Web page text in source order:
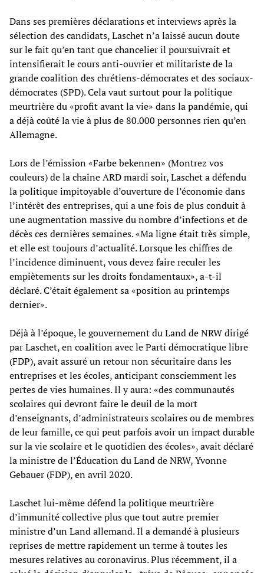
Dans ses premières déclarations et interviews après la
sélection des candidats, Laschet n’a laissé aucun doute
sur le fait qu’en tant que chancelier il poursuivrait et
intensifierait le cours anti-ouvrier et militariste de la
grande coalition des chrétiens-démocrates et des sociaux-
démocrates (SPD). Cela vaut surtout pour la politique
meurtrière du «profit avant la vie» dans la pandémie, qui
a déjà coûté la vie à plus de 80.000 personnes rien qu’en
Allemagne.
Lors de l’émission «Farbe bekennen» (Montrez vos
couleurs) de la chaîne ARD mardi soir, Laschet a défendu
la politique impitoyable d’ouverture de l’économie dans
l’intérêt des entreprises, qui a une fois de plus conduit à
une augmentation massive du nombre d’infections et de
décès ces dernières semaines. «Ma ligne était très simple,
et elle est toujours d’actualité. Lorsque les chiffres de
l’incidence diminuent, vous devez faire reculer les
empiètements sur les droits fondamentaux», a-t-il
déclaré. C’était également sa «position au printemps
dernier».
Déjà à l’époque, le gouvernement du Land de NRW dirigé
par Laschet, en coalition avec le Parti démocratique libre
(FDP), avait assuré un retour non sécuritaire dans les
entreprises et les écoles, anticipant consciemment les
pertes de vies humaines. Il y aura: «des communautés
scolaires qui devront faire le deuil de la mort
d’enseignants, d’administrateurs scolaires ou de membres
de leur famille, ce qui peut parfois avoir un impact durable
sur la vie scolaire et le quotidien des écoles», avait déclaré
la ministre de l’Éducation du Land de NRW, Yvonne
Gebauer (FDP), en avril 2020.
Laschet lui-même défend la politique meurtrière
d’immunité collective plus que tout autre premier
ministre d’un Land allemand. Il a demandé à plusieurs
reprises de mettre rapidement un terme à toutes les
mesures relatives au coronavirus. Plus récemment, il a